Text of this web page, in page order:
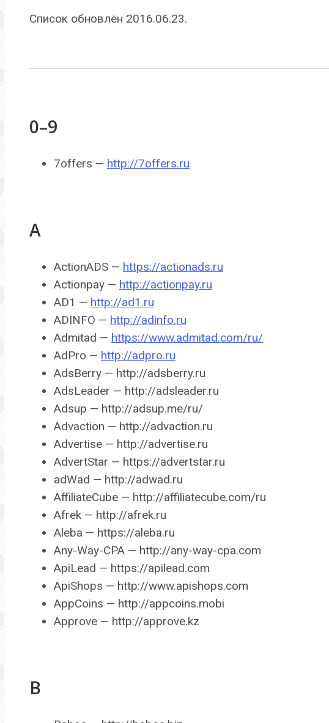
Список обновлён 2016.06.23.
0–9
7offers — http://7offers.ru
A
ActionADS — https://actionads.ru
Actionpay — http://actionpay.ru
AD1 — http://ad1.ru
ADINFO — http://adinfo.ru
Admitad — https://www.admitad.com/ru/
AdPro — http://adpro.ru
AdsBerry — http://adsberry.ru
AdsLeader — http://adsleader.ru
Adsup — http://adsup.me/ru/
Advaction — http://advaction.ru
Advertise — http://advertise.ru
AdvertStar — https://advertstar.ru
adWad — http://adwad.ru
AffiliateCube — http://affiliatecube.com/ru
Afrek — http://afrek.ru
Aleba — https://aleba.ru
Any-Way-CPA — http://any-way-cpa.com
ApiLead — https://apilead.com
ApiShops — http://www.apishops.com
AppCoins — http://appcoins.mobi
Approve — http://approve.kz
B